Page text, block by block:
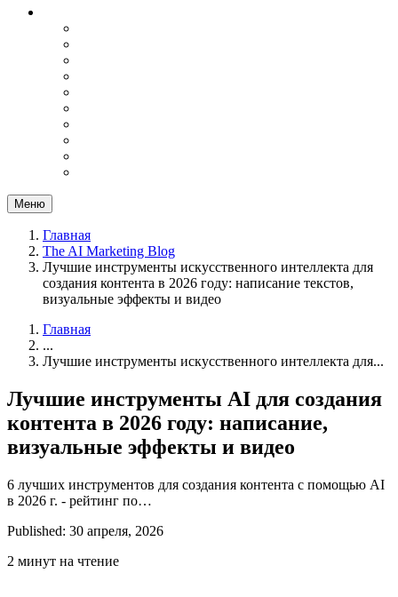
Меню
Главная
The AI Marketing Blog
Лучшие инструменты искусственного интеллекта для
создания контента в 2026 году: написание текстов,
визуальные эффекты и видео
Главная
...
Лучшие инструменты искусственного интеллекта для...
Лучшие инструменты AI для создания
контента в 2026 году: написание,
визуальные эффекты и видео
6 лучших инструментов для создания контента с помощью AI
в 2026 г. - рейтинг по…
Published: 30 апреля, 2026
2 минут на чтение